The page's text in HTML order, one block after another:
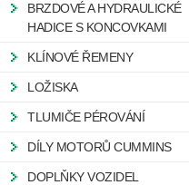
BRZDOVÉ A HYDRAULICKÉ
HADICE S KONCOVKAMI
KLÍNOVÉ ŘEMENY
LOŽISKA
TLUMIČE PÉROVÁNÍ
DÍLY MOTORŮ CUMMINS
DOPLŇKY VOZIDEL